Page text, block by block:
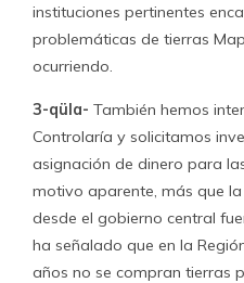
instituciones pertinentes
problemáticas de tierras
ocurriendo.
3-qüla- También hemos
Controlaría y solicitamos
asignación de dinero para
motivo aparente, más que
desde el gobierno central
ha señalado que en la
años no se compran tierras